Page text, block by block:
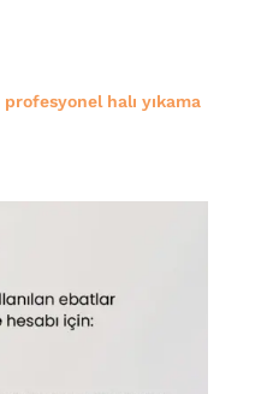
profesyonel halı yıkama